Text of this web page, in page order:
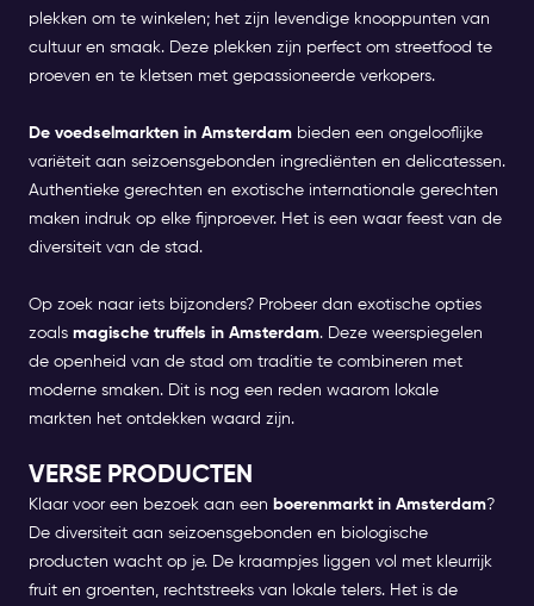
plekken om te winkelen; het zijn levendige knooppunten van
cultuur en smaak. Deze plekken zijn perfect om streetfood te
proeven en te kletsen met gepassioneerde verkopers.
De voedselmarkten in Amsterdam bieden een ongelooflijke
variëteit aan seizoensgebonden ingrediënten en delicatessen.
Authentieke gerechten en exotische internationale gerechten
maken indruk op elke fijnproever. Het is een waar feest van de
diversiteit van de stad.
Op zoek naar iets bijzonders? Probeer dan exotische opties
zoals magische truffels in Amsterdam. Deze weerspiegelen
de openheid van de stad om traditie te combineren met
moderne smaken. Dit is nog een reden waarom lokale
markten het ontdekken waard zijn.
VERSE PRODUCTEN
Klaar voor een bezoek aan een boerenmarkt in Amsterdam?
De diversiteit aan seizoensgebonden en biologische
producten wacht op je. De kraampjes liggen vol met kleurrijk
fruit en groenten, rechtstreeks van lokale telers. Het is de